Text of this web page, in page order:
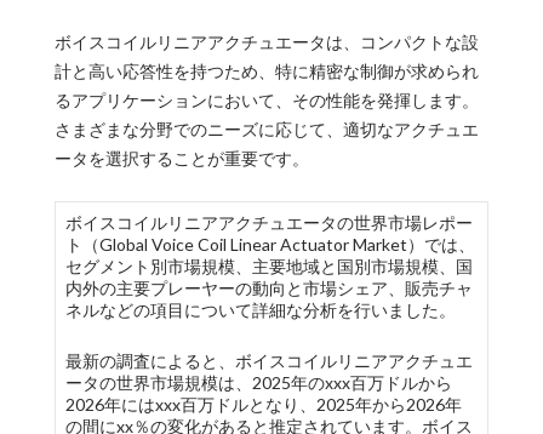
ボイスコイルリニアアクチュエータは、コンパクトな設
計と高い応答性を持つため、特に精密な制御が求められ
るアプリケーションにおいて、その性能を発揮します。
さまざまな分野でのニーズに応じて、適切なアクチュエ
ータを選択することが重要です。
ボイスコイルリニアアクチュエータの世界市場レポー
ト（Global Voice Coil Linear Actuator Market）では、
セグメント別市場規模、主要地域と国別市場規模、国
内外の主要プレーヤーの動向と市場シェア、販売チャ
ネルなどの項目について詳細な分析を行いました。
最新の調査によると、ボイスコイルリニアアクチュエ
ータの世界市場規模は、2025年のxxx百万ドルから
2026年にはxxx百万ドルとなり、2025年から2026年
の間にxx％の変化があると推定されています。ボイス